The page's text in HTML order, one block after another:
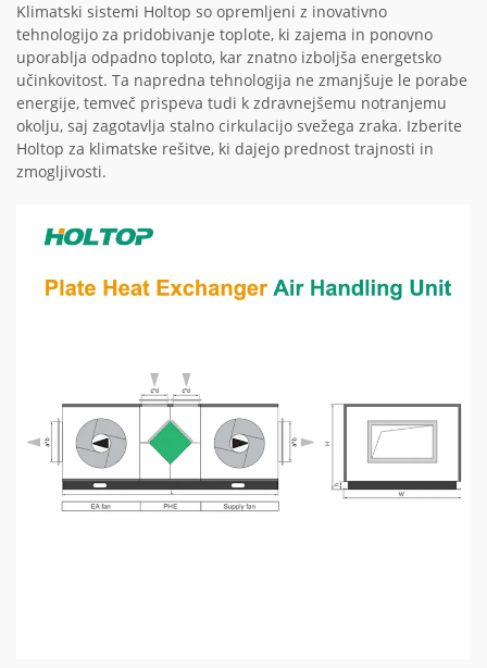
Klimatski sistemi Holtop so opremljeni z inovativno
tehnologijo za pridobivanje toplote, ki zajema in ponovno
uporablja odpadno toploto, kar znatno izboljša energetsko
učinkovitost. Ta napredna tehnologija ne zmanjšuje le porabe
energije, temveč prispeva tudi k zdravnejšemu notranjemu
okolju, saj zagotavlja stalno cirkulacijo svežega zraka. Izberite
Holtop za klimatske rešitve, ki dajejo prednost trajnosti in
zmogljivosti.